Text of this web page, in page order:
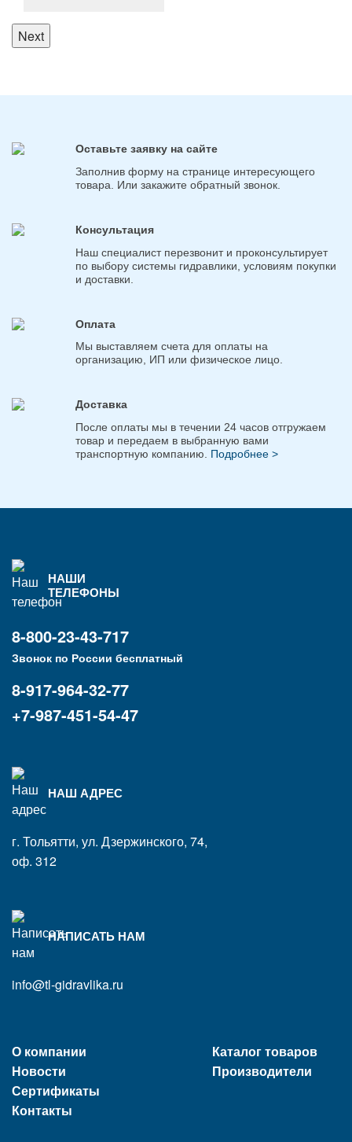
Next
Оставьте заявку на сайте
Заполнив форму на странице интересующего
товара. Или закажите обратный звонок.
Консультация
Наш специалист перезвонит и проконсультирует
по выбору системы гидравлики, условиям покупки
и доставки.
Оплата
Мы выставляем счета для оплаты на
организацию, ИП или физическое лицо.
Доставка
После оплаты мы в течении 24 часов отгружаем
товар и передаем в выбранную вами
транспортную компанию. Подробнее >
НАШИ
ТЕЛЕФОНЫ
8-800-23-43-717
Звонок по России бесплатный
8-917-964-32-77
+7-987-451-54-47
НАШ АДРЕС
г. Тольятти, ул. Дзержинского, 74,
оф. 312
НАПИСАТЬ НАМ
info@tl-gidravlika.ru
О компании
Новости
Сертификаты
Контакты
Каталог товаров
Производители